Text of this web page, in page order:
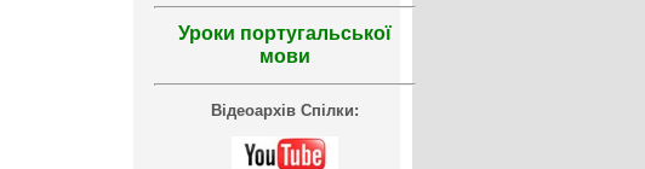
Уроки португальської
мови
Відеоархів Спілки: